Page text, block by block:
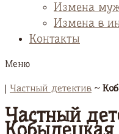
Измена
Измена в
Контакты
Меню
| Частный детектив ~
Частный